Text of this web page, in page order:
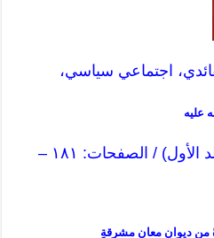
اجتماعي سياسي،
عليه
ألف سؤال وإشكال (المجلد الأول) / الصفحات: ١٨١ –
من ديوان معانٍ مشرقةٍ